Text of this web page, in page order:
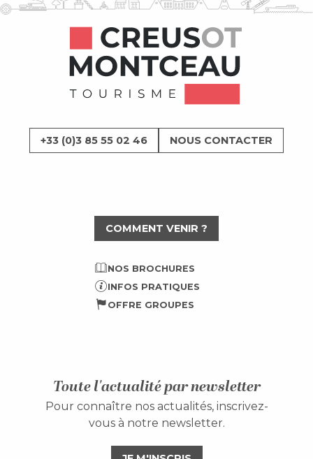
COMMENT VENIR ?
NOS BROCHURES
INFOS PRATIQUES
OFFRE GROUPES
+33 (0)3 85 55 02 46 NOUS CONTACTER
Toute l'actualité par newsletter
Pour connaître nos actualités, inscrivez-
vous à notre newsletter.